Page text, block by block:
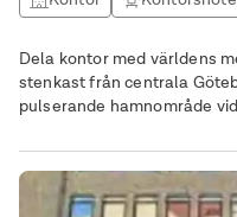
Dela kontor med världens
stenkast från centrala
pulserande hamnområde
mest spännande hubbar
perfekt ställe för att